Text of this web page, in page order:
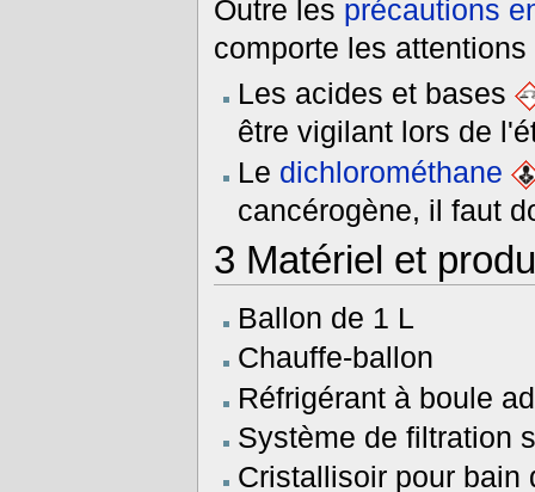
Outre les précautions
comporte les
Les acides et bases
être vigilant lors de
Le dichlorométhane
cancérogène, il faut
3 Matériel et
Ballon de 1 L
Chauffe-ballon
Réfrigérant à boule
Système de filtration
Cristallisoir pour bain